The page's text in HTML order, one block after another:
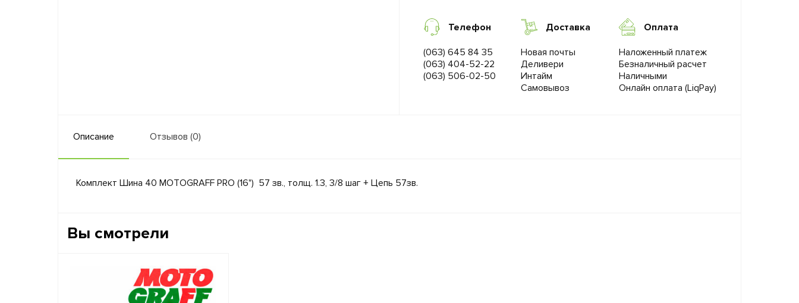
Телефон
(063) 645 84 35
(063) 404-52-22
(063) 506-02-50
Доставка
Новая почты
Деливери
Интайм
Самовывоз
Оплата
Наложенный платеж
Безналичный расчет
Наличными
Онлайн оплата (LiqPay)
Описание Отзывов (0)
Комплект Шина 40 MOTOGRAFF PRO (16") 57 зв., толщ. 1.3, 3/8 шаг + Цепь 57зв.
Вы смотрели